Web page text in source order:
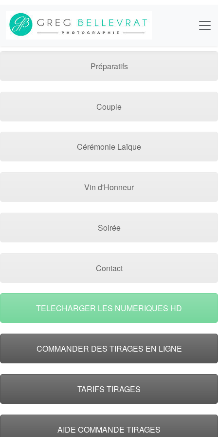
Préparatifs
Couple
Cérémonie Laïque
Vin d'Honneur
Soirée
Contact
TELECHARGER LES NUMERIQUES HD
COMMANDER DES TIRAGES EN LIGNE
TARIFS TIRAGES
AIDE COMMANDE TIRAGES